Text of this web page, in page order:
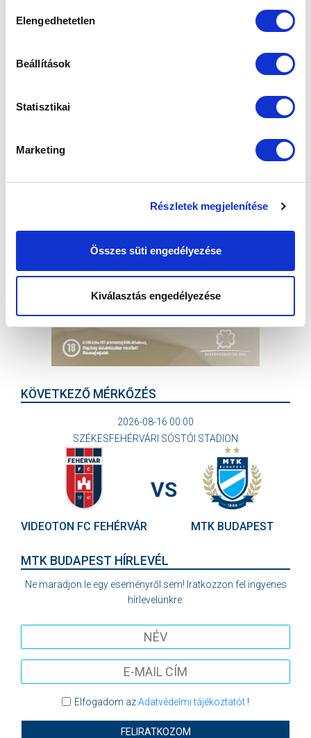
kiválasztása
Elengedhetetlen
Beállítások
Statisztikai
Marketing
Részletek megjelenítése
Összes süti engedélyezése
Kiválasztás engedélyezése
KÖVETKEZŐ MÉRKŐZÉS
2026-08-16 00:00
SZÉKESFEHÉRVÁRI SÓSTÓI STADION
VIDEOTON FC FEHÉRVÁR
VS
MTK BUDAPEST
MTK BUDAPEST HÍRLEVÉL
Ne maradjon le egy eseményről sem! Iratkozzon fel ingyenes
hírlevelünkre:
Elfogadom azAdatvédelmi tájékoztatót!
FELIRATKOZOM